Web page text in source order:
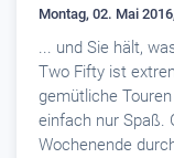
Montag, 02. Mai
... und Sie hält,
Two Fifty ist
gemütliche
einfach nur Spaß.
Wochenende